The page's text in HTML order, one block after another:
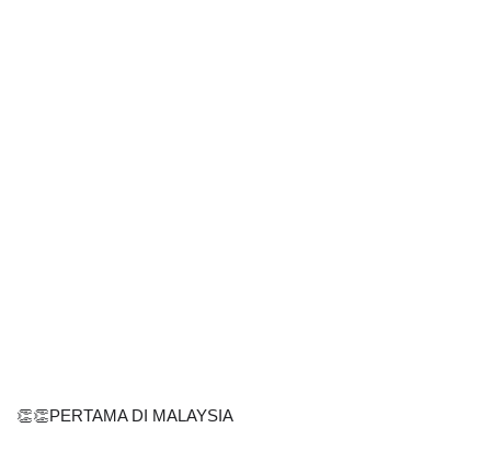
👏👏PERTAMA DI MALAYSIA